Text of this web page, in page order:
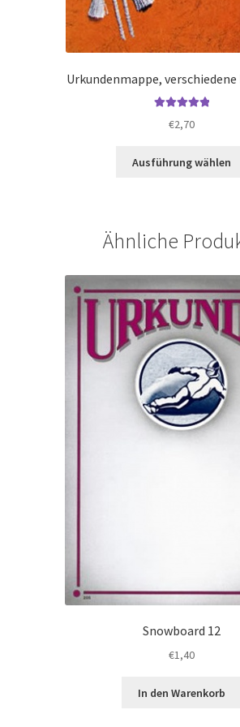
Urkundenmappe, verschiedene
5.00von 5
€2,70
Ausführung wählen
Ähnliche
Snowboard 12
€1,40
In den Warenkorb